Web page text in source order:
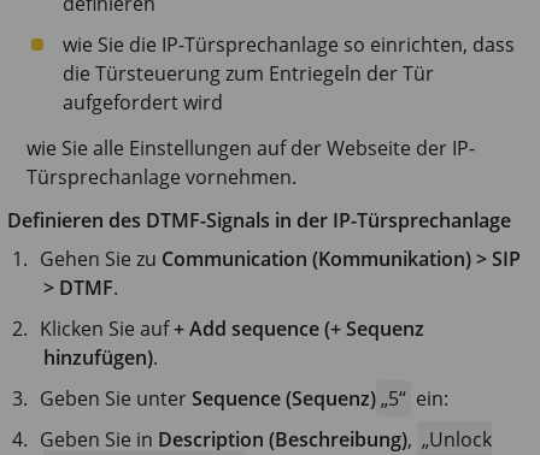
wie Sie die IP-Türsprechanlage so einrichten, dass
die Türsteuerung zum Entriegeln der Tür
aufgefordert wird
wie Sie alle Einstellungen auf der Webseite der IP-
Türsprechanlage vornehmen.
Definieren des DTMF-Signals in der IP-Türsprechanlage
Gehen Sie zu Communication (Kommunikation) > SIP
> DTMF.
Klicken Sie auf+ Add sequence (+ Sequenz
hinzufügen).
Geben Sie unterSequence (Sequenz) 5
ein:
Geben Sie in Description (Beschreibung),
Unlock